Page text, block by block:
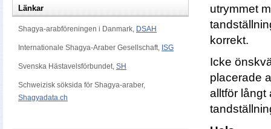
Länkar
Shagya-arabföreningen i Danmark, DSAH
Internationale Shagya-Araber Gesellschaft, ISG
Svenska Hästavelsförbundet, SH
Schweizisk söksida för Shagya-araber,
Shagyadata.ch
utrymmet
korrekt.
Icke
placerade
alltför långt